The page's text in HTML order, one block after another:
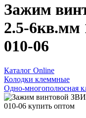
Зажим
2.5-6кв.мм
010-06
Каталог Online
Колодки клеммные
Одно-многополюсная